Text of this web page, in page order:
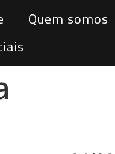
Quem somos